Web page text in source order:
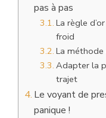
pas à pas
La règle
froid
La
Adapter la
trajet
Le voyant de
panique !